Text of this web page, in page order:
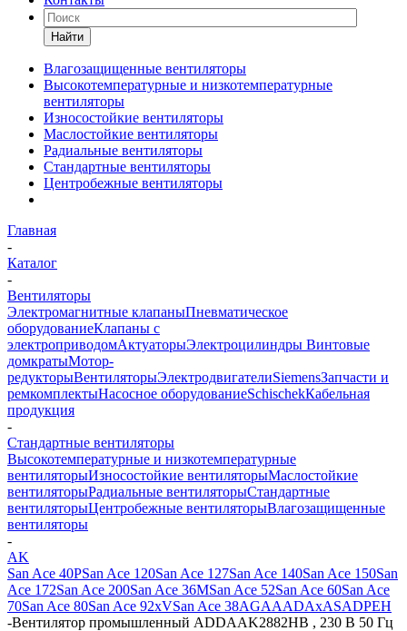
Найти
Влагозащищенные вентиляторы
Высокотемпературные и низкотемпературные
вентиляторы
Износостойкие вентиляторы
Маслостойкие вентиляторы
Радиальные вентиляторы
Стандартные вентиляторы
Центробежные вентиляторы
Главная
-
Каталог
-
Вентиляторы
Электромагнитные клапаныПневматическое
оборудованиеКлапаны с
электроприводомАктуаторыЭлектроцилиндры Винтовые
домкратыМотор-
редукторыВентиляторыЭлектродвигателиSiemensЗапчасти и
ремкомплектыНасосное оборудованиеSchischekКабельная
продукция
-
Стандартные вентиляторы
Высокотемпературные и низкотемпературные
вентиляторыИзносостойкие вентиляторыМаслостойкие
вентиляторыРадиальные вентиляторыСтандартные
вентиляторыЦентробежные вентиляторыВлагозащищенные
вентиляторы
-
AK
San Ace 40PSan Ace 120San Ace 127San Ace 140San Ace 150San
Ace 172San Ace 200San Ace 36MSan Ace 52San Ace 60San Ace
70San Ace 80San Ace 92хVSan Ace 38AGAAADAхASADPEH
-Вентилятор промышленный ADDAAK2882HB , 230 В 50 Гц